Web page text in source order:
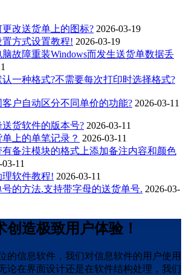
改送货单上的图标? 2026-03-19
方式设置教程! 2026-03-19
故障重装Windows而发生送货单数据丢
一种格式?不需要每次打印时选择格式?
户自动区分不同单价的功能? 2026-03-11
货软件的版本号? 2026-03-11
上的单笔记录？ 2026-03-11
备注模块的格式上添加备注内容和颜色
11
软件教程! 2026-03-11
号的方法.支持带字母的送货单号. 2026-03-
创造极致用户体验！
的信息软件，我们对信息软件的用户使用
论在界面设计还是在软件结构处理，我们